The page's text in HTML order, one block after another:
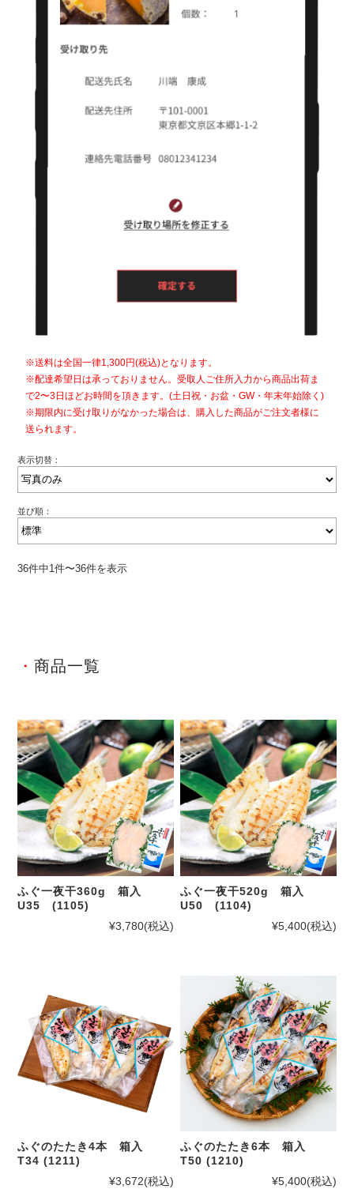
※送料は全国一律1,300円(税込)となります。
※配達希望日は承っておりません。受取人ご住所入力から商品出荷ま
で2〜3日ほどお時間を頂きます。(土日祝・お盆・GW・年末年始除く)
※期限内に受け取りがなかった場合は、購入した商品がご注文者様に
送られます。
表示切替：
並び順：
36件中1件〜36件を表示
商品一覧
ふぐ一夜干360g 箱入
U35 (1105)
¥3,780(税込)
ふぐ一夜干520g 箱入
U50 (1104)
¥5,400(税込)
ふぐのたたき4本 箱入
T34 (1211)
¥3,672(税込)
ふぐのたたき6本 箱入
T50 (1210)
¥5,400(税込)